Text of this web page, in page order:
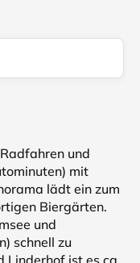
und
mit
lädt ein zum
Biergärten.
und
schnell zu
Linderhof ist es ca.